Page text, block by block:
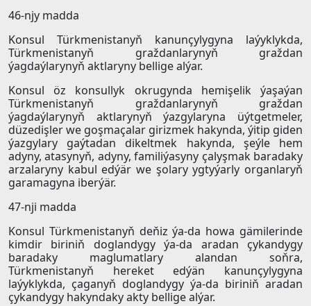
46-njy madda
Konsul Türkmenistanyň kanunçylygyna laýyklykda,
Türkmenistanyň graždanlarynyň graždan
ýagdaýlarynyň aktlaryny bellige alýar.
Konsul öz konsullyk okrugynda hemişelik ýaşaýan
Türkmenistanyň graždanlarynyň graždan
ýagdaýlarynyň aktlarynyň ýazgylaryna üýtgetmeler,
düzedişler we goşmaçalar girizmek hakynda, ýitip giden
ýazgylary gaýtadan dikeltmek hakynda, şeýle hem
adyny, atasynyň, adyny, familiýasyny çalyşmak baradaky
arzalaryny kabul edýär we şolary ygtyýarly organlaryň
garamagyna iberýär.
47-nji madda
Konsul Türkmenistanyň deňiz ýa-da howa gämilerinde
kimdir biriniň doglandygy ýa-da aradan çykandygy
baradaky maglumatlary alandan soňra,
Türkmenistanyň hereket edýän kanunçylygyna
laýyklykda, çaganyň doglandygy ýa-da biriniň aradan
çykandygy hakyndaky akty bellige alýar.